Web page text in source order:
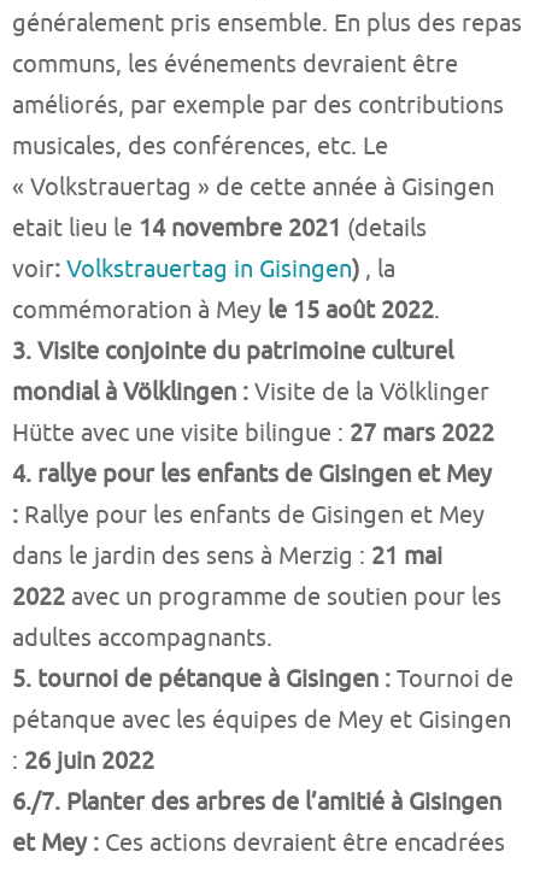
généralement pris ensemble. En plus des repas
communs, les événements devraient être
améliorés, par exemple par des contributions
musicales, des conférences, etc. Le
« Volkstrauertag » de cette année à Gisingen
etait lieu le 14 novembre 2021 (details
voir: Volkstrauertag in Gisingen) , la
commémoration à Mey le 15 août 2022.
3. Visite conjointe du patrimoine culturel
mondial à Völklingen : Visite de la Völklinger
Hütte avec une visite bilingue : 27 mars 2022
4. rallye pour les enfants de Gisingen et Mey
: Rallye pour les enfants de Gisingen et Mey
dans le jardin des sens à Merzig : 21 mai
2022 avec un programme de soutien pour les
adultes accompagnants.
5. tournoi de pétanque à Gisingen : Tournoi de
pétanque avec les équipes de Mey et Gisingen
: 26 juin 2022
6./7. Planter des arbres de l’amitié à Gisingen
et Mey : Ces actions devraient être encadrées